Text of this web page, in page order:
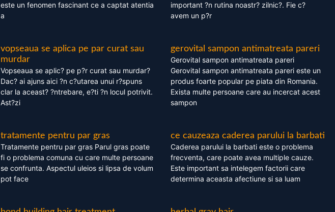
este un fenomen fascinant ce a captat atentia
a
important ?n rutina noastr? zilnic?. Fie c?
avem un p?r
vopseaua se aplica pe par curat sau
murdar
Vopseaua se aplic? pe p?r curat sau murdar?
Dac? ai ajuns aici ?n c?utarea unui r?spuns
clar la aceast? ?ntrebare, e?ti ?n locul potrivit.
Ast?zi
gerovital sampon antimatreata pareri
Gerovital sampon antimatreata pareri
Gerovital sampon antimatreata pareri este un
produs foarte popular pe piata din Romania.
Exista multe persoane care au incercat acest
sampon
tratamente pentru par gras
Tratamente pentru par gras Parul gras poate
fi o problema comuna cu care multe persoane
se confrunta. Aspectul uleios si lipsa de volum
pot face
ce cauzeaza caderea parului la barbati
Caderea parului la barbati este o problema
frecventa, care poate avea multiple cauze.
Este important sa intelegem factorii care
determina aceasta afectiune si sa luam